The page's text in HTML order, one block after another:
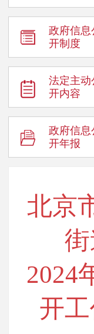
政府信息
开制度
法定主动
开内容
政府信息
开年报
北京
2024
开